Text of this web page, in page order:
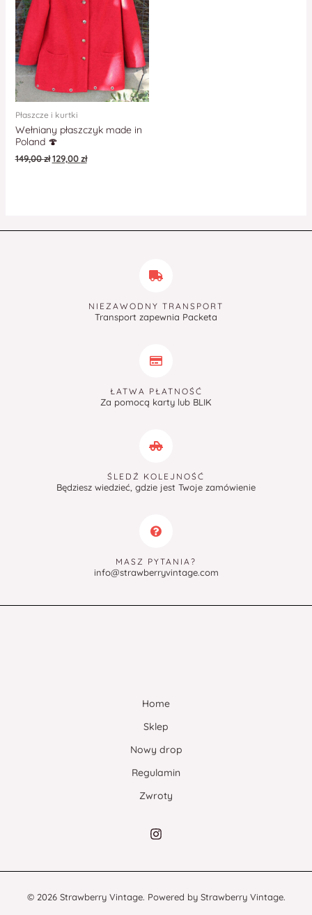
Płaszcze i kurtki
Wełniany płaszczyk made in
Poland 🍄
149,00zł 129,00zł
NIEZAWODNY TRANSPORT
Transport zapewnia Packeta
ŁATWA PŁATNOŚĆ
Za pomocą karty lub BLIK
ŚLEDŹ KOLEJNOŚĆ
Będziesz wiedzieć, gdzie jest Twoje zamówienie
MASZ PYTANIA?
info@strawberryvintage.com
Home
Sklep
Nowy drop
Regulamin
Zwroty
© 2026 Strawberry Vintage. Powered by Strawberry Vintage.